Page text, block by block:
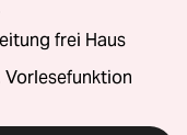
frei Haus